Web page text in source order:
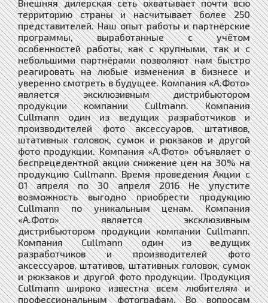
Внешняя дилерская сеть охватывает почти всю
территорию страны и насчитывает более 250
представителей. Наш опыт работы и партнёрские
программы, выработанные с учётом
особенностей работы, как с крупными, так и с
небольшими партнёрами позволяют нам быстро
реагировать на любые изменения в бизнесе и
уверенно смотреть в будущее. Компания «А.Фото»
является эксклюзивным дистрибьютором
продукции компании Cullmann. Компания
Cullmann один из ведущих разработчиков и
производителей фото аксессуаров, штативов,
штативных головок, сумок и рюкзаков и другой
фото продукции. Компания «А.Фото» объявляет о
беспрецедентной акции снижение цен на 30% на
продукцию Cullmann. Время проведения Акции с
01 апреля по 30 апреля 2016 Не упустите
возможность выгодно приобрести продукцию
Cullmann по уникальным ценам. Компания
«А.Фото» является эксклюзивным
дистрибьютором продукции компании Cullmann.
Компания Cullmann один из ведущих
разработчиков и производителей фото
аксессуаров, штативов, штативных головок, сумок
и рюкзаков и другой фото продукции. Продукция
Cullmann широко известна всем любителям и
профессиональным фотографам. Во вопросам